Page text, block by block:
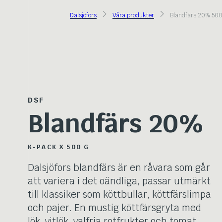
Dalsjöfors Våra produkter Blandfärs 20%
DSF
Blandfärs 20%
K-PACK X 500 G
Dalsjöfors blandfärs är en råvara som går
att variera i det oändliga, passar utmärkt
till klassiker som köttbullar, köttfärslimpa
och pajer. En mustig köttfärsgryta med